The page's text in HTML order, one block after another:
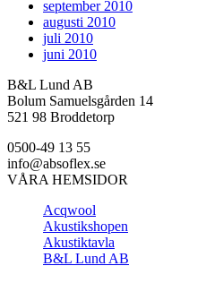
september 2010
augusti 2010
juli 2010
juni 2010
B&L Lund AB
Bolum Samuelsgården 14
521 98 Broddetorp
0500-49 13 55
info@absoflex.se
VÅRA HEMSIDOR
Acqwool
Akustikshopen
Akustiktavla
B&L Lund AB